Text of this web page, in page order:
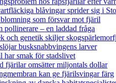
blåvingar sprider sig i
som försvar mot fjäril
pollinerare – en laddad fråga
och genetik skiljer
busksnabbvingens larver
har smak för stadslivet
fjärilar omsätter miljontals dollar
kan ge fjärilsvingar färg